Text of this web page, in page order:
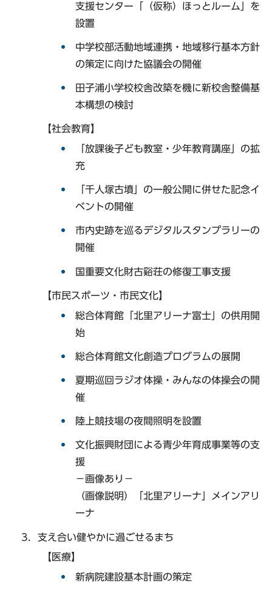
支援センター「（仮称）ほっとルーム」を
設置
中学校部活動地域連携・地域移行基本方針
の策定に向けた協議会の開催
田子浦小学校校舎改築を機に新校舎整備基
本構想の検討
【社会教育】
「放課後子ども教室・少年教育講座」の拡
充
「千人塚古墳」の一般公開に併せた記念イ
ベントの開催
市内史跡を巡るデジタルスタンプラリーの
開催
国重要文化財古谿荘の修復工事支援
【市民スポーツ・市民文化】
総合体育館「北里アリーナ富士」の供用開
始
総合体育館文化創造プログラムの展開
夏期巡回ラジオ体操・みんなの体操会の開
催
陸上競技場の夜間照明を設置
文化振興財団による青少年育成事業等の支
援
−画像あり−
（画像説明）「北里アリーナ」メインアリ
ーナ
支え合い健やかに過ごせるまち
【医療】
新病院建設基本計画の策定